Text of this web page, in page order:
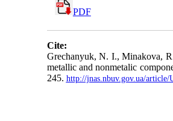
PDF
Cite:
Grechanyuk, N. I., Minakova,
metallic and nonmetalic
245. http://jnas.nbuv.gov.ua/article/